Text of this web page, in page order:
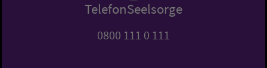
TelefonSeelsorge
0800 111 0 111